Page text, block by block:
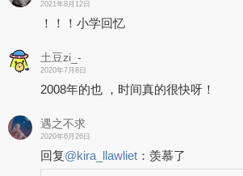
2021年8月12日
！！！小学回忆
土豆zi_-
2020年7月8日
2008年的也 ，时间真的很快呀！
遇之不求
2020年6月26日
回复@kira_llawliet ： 羡慕了